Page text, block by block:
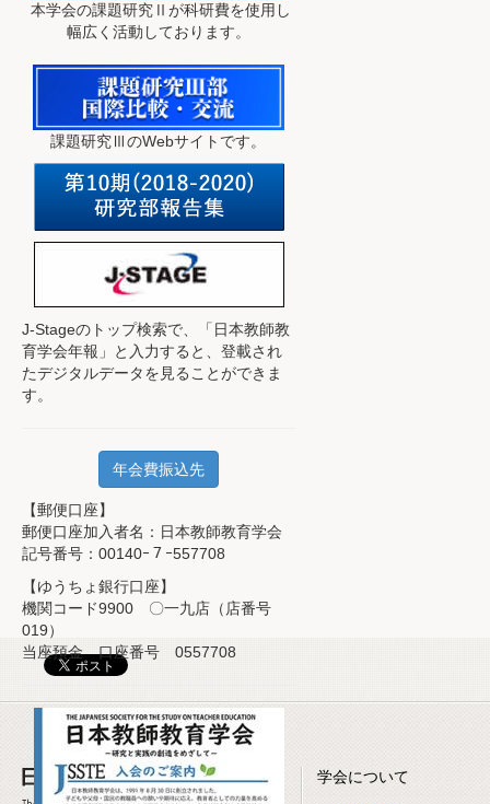
本学会の課題研究Ⅱが科研費を使用し
幅広く活動しております。
課題研究ⅢのWebサイトです。
J-Stageのトップ検索で、
「日本教師教
育学会年報」と入力すると、登載され
たデジタルデータを見ることができま
す。
年会費振込先
【郵便口座】
郵便口座加入者名：日本教師教育学会
記号番号：00140ｰ７ｰ557708
【ゆうちょ銀行口座】
機関コード9900 〇一九店（店番号
019）
当座預金 口座番号 0557708
学会について